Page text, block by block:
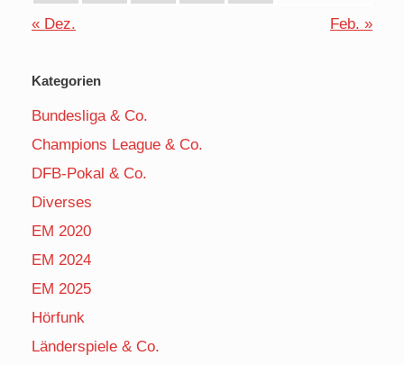
« Dez.
Feb. »
Kategorien
Bundesliga & Co.
Champions League & Co.
DFB-Pokal & Co.
Diverses
EM 2020
EM 2024
EM 2025
Hörfunk
Länderspiele & Co.